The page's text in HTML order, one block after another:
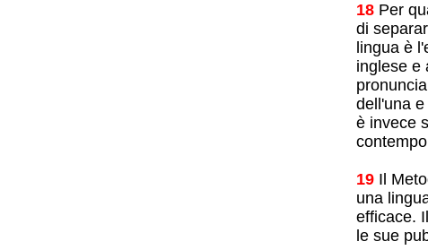
18 Per
di
lingua è
inglese e
dell'una
è invece
19 Il
una
efficace.
le sue